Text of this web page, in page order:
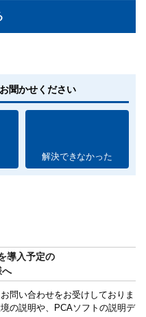
聞かせください
解決できなかった
導入予定の
へ
問い合わせをお受けしておりま
の説明や、PCAソフトの説明デ